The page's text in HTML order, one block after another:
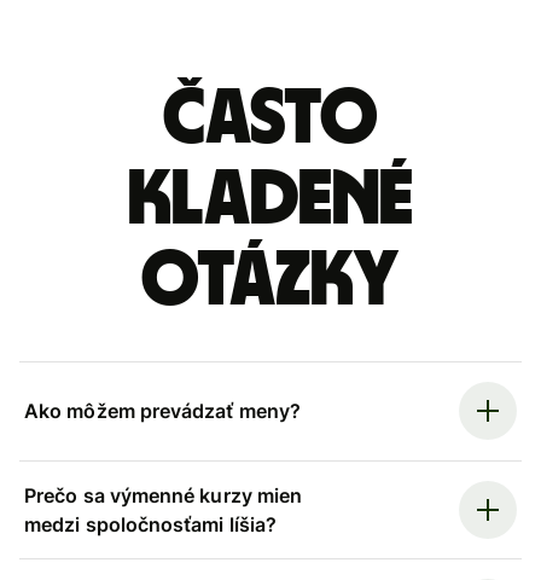
Často
kladené
otázky
Ako môžem prevádzať meny?
Prečo sa výmenné kurzy mien
medzi spoločnosťami líšia?